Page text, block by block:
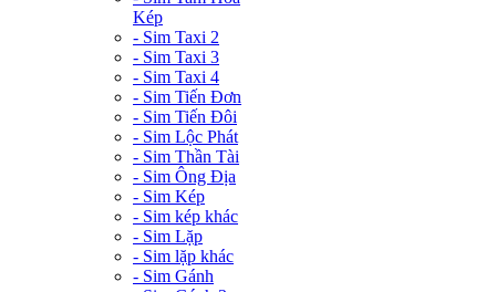
Kép
- Sim Taxi 2
- Sim Taxi 3
- Sim Taxi 4
- Sim Tiến Đơn
- Sim Tiến Đôi
- Sim Lộc Phát
- Sim Thần Tài
- Sim Ông Địa
- Sim Kép
- Sim kép khác
- Sim Lặp
- Sim lặp khác
- Sim Gánh